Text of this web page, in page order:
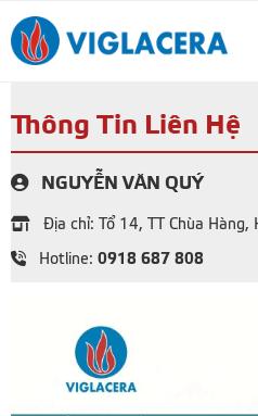
Thông Tin Liên Hệ
NGUYỄN VĂN QUÝ
Địa chỉ: Tổ 14, TT Chùa Hàng,
Hotline: 0918 687 808